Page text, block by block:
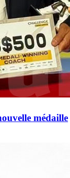
médaille